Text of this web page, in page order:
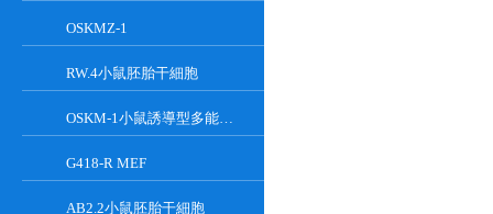
OSKMZ-1
RW.4小鼠胚胎干細胞
OSKM-1小鼠誘導型多能干細胞
G418-R MEF
AB2.2小鼠胚胎干細胞